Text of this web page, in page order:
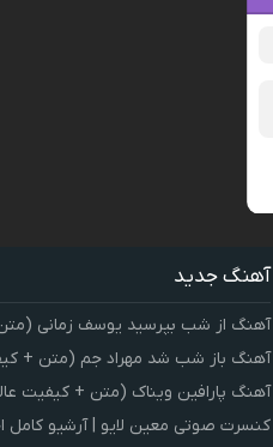
آهنگ جدید
آهنگ از شب بپرسید یوسف زمانی
آهنگ باز شب شد مهراد جم (متن +
آهنگ پارافین ویناک (متن + کیفیت
کنسرت صوتی معین لایو | آرشیو کامل